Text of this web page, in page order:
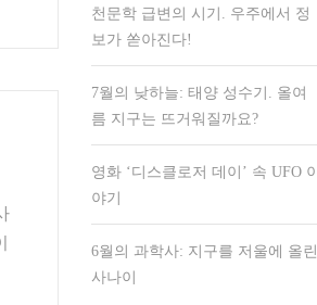
천문학 급변의 시기. 우주에서 정
보가 쏟아진다!
7월의 낮하늘: 태양 성수기. 올여
름 지구는 뜨거워질까요?
영화 ‘디스클로저 데이’ 속 UFO 이
야기
6월의 과학사: 지구를 저울에 올린
사나이